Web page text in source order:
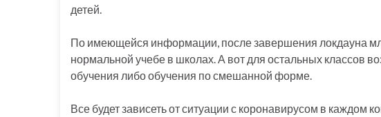
детей.
По имеющейся информации, после завершения локдауна
нормальной учебе в школах. А вот для остальных классов
обучения либо обучения по смешанной форме.
Все будет зависеть от ситуации с коронавирусом в каждом